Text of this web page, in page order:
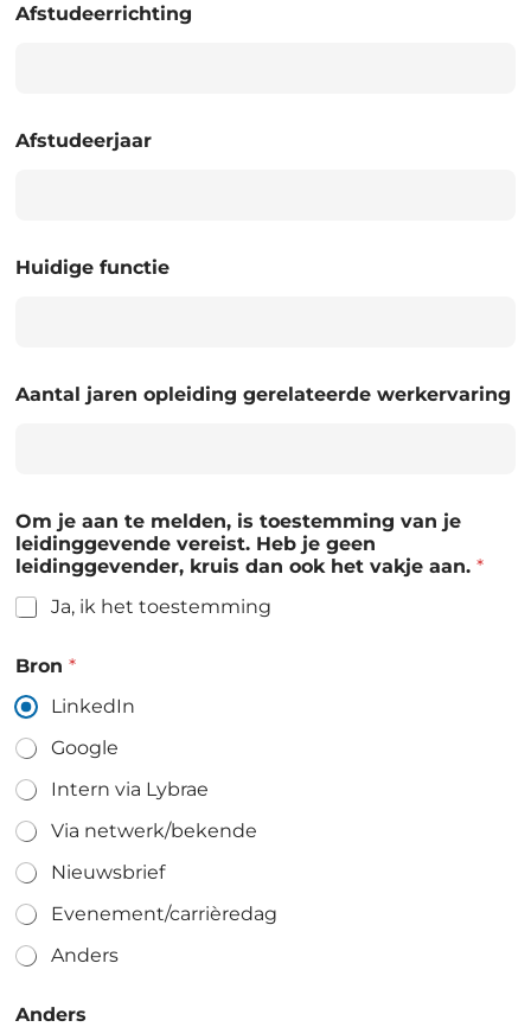
Afstudeerrichting
Afstudeerjaar
Huidige functie
Aantal jaren opleiding gerelateerde werkervaring
Om je aan te melden, is toestemming van je
leidinggevende vereist. Heb je geen
leidinggevender, kruis dan ook het vakje aan. *
Ja, ik het toestemming
Bron *
LinkedIn
Google
Intern via Lybrae
Via netwerk/bekende
Nieuwsbrief
Evenement/carrièredag
Anders
Anders